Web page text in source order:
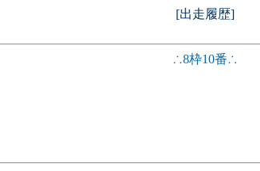
[出走履歴]
∴8枠10番∴